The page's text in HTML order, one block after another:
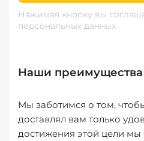
Нажимая кнопку вы
персональных данных
Наши преимущества
Мы заботимся о том,
доставлял вам только
достижения этой цели мы